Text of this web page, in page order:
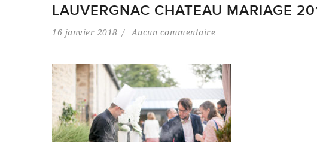
LAUVERGNAC CHATEAU MARIAGE
16 janvier 2018 Aucun commentaire